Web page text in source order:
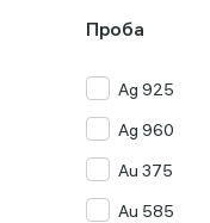
Проба
Ag 925
Ag 960
Au 375
Au 585